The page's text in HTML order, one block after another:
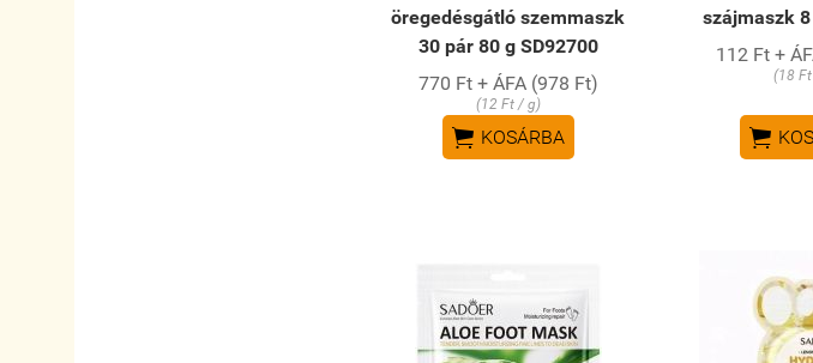
öregedésgátló szemmaszk
30 pár 80 g SD92700
770 Ft + ÁFA (978 Ft)
(12 Ft / g)
 KOSÁRBA
szájmaszk
112 Ft +
(18
